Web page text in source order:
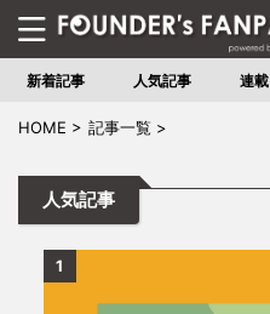
新着記事 人気記事 連載
HOME > 記事一覧 >
人気記事
1